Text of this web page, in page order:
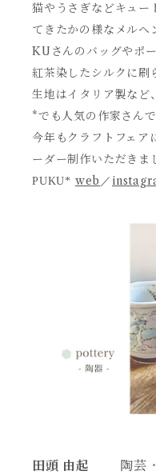
猫やうさぎなどキュー
てきたかの様なメルヘ
KUさんのバッグやポ
紅茶染したシルクに刷
生地はイタリア製な
*でも人気の作家さんで
今年もクラフトフェ
ーダー制作いただき
PUKU* web ／
田頭 由起 陶芸 ・